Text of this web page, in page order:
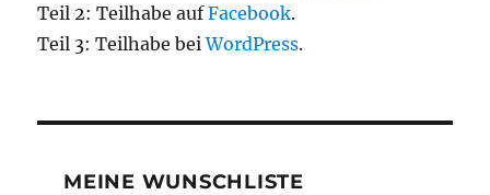
Teil 2: Teilhabe aufFacebook.
Teil 3: Teilhabe beiWordPress.
MEINE WUNSCHLISTE